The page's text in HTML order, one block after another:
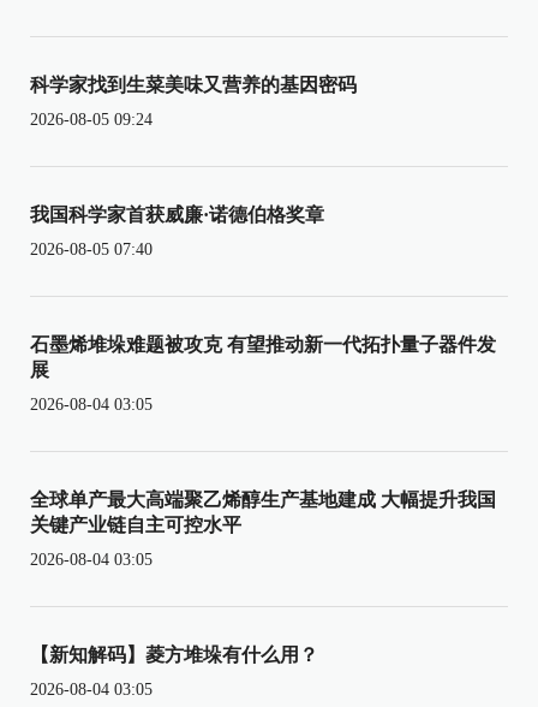
科学家找到生菜美味又营养的基因密码
2026-08-05 09:24
我国科学家首获威廉·诺德伯格奖章
2026-08-05 07:40
石墨烯堆垛难题被攻克 有望推动新一代拓扑量子器件发
展
2026-08-04 03:05
全球单产最大高端聚乙烯醇生产基地建成 大幅提升我国
关键产业链自主可控水平
2026-08-04 03:05
【新知解码】菱方堆垛有什么用？
2026-08-04 03:05